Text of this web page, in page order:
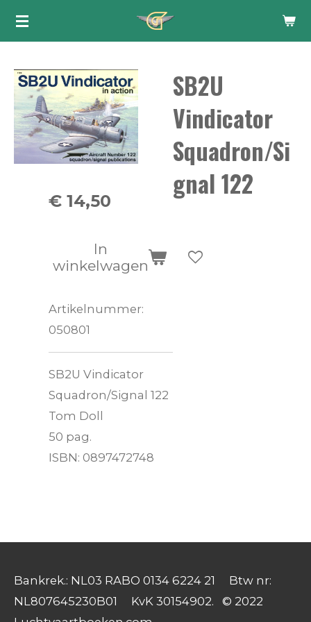
Ga
de
hoofdinhoud
SB2U
Vindicator
Squadron/Si
gnal 122
€ 14,50
In
winkelwagen
Artikelnummer:
050801
SB2U Vindicator
Squadron/Signal 122
Tom Doll
50 pag.
ISBN: 0897472748
Bankrek.: NL03 RABO 0134 6224 21 Btw nr:
NL807645230B01 KvK 30154902. © 2022